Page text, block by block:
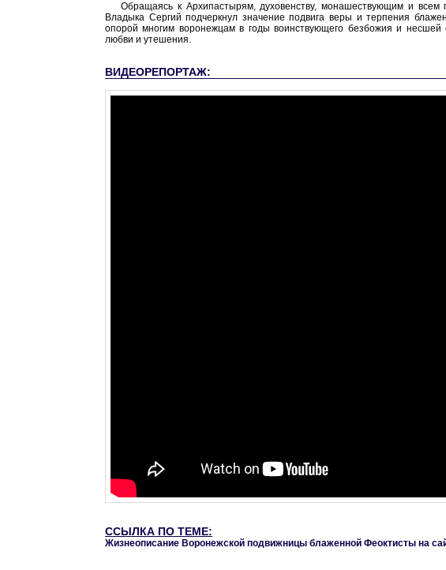
Обращаясь к Архипастырям, духовенству, монашествующим и всем
Владыка Сергий подчеркнул значение подвига веры и терпения
опорой многим воронежцам в годы воинствующего безбожия и несшей
любви и утешения.
ВИДЕОРЕПОРТАЖ:
ССЫЛКА ПО ТЕМЕ:
Жизнеописание Воронежской подвижницы блаженной Феоктисты на